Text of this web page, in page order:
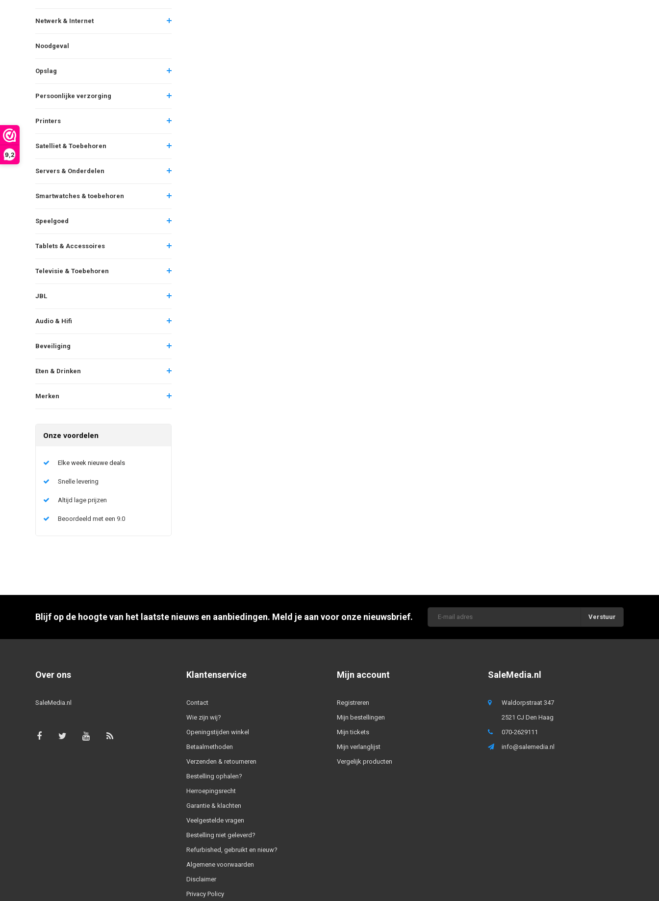
9,2
Netwerk & Internet
Noodgeval
Opslag
Persoonlijke verzorging
Printers
Satelliet & Toebehoren
Servers & Onderdelen
Smartwatches & toebehoren
Speelgoed
Tablets & Accessoires
Televisie & Toebehoren
JBL
Audio & Hifi
Beveiliging
Eten & Drinken
Merken
Onze voordelen
Elke week nieuwe deals
Snelle levering
Altijd lage prijzen
Beoordeeld met een 9.0
Blijf op de hoogte van het laatste nieuws en aanbiedingen. Meld je aan voor onze nieuwsbrief. Verstuur
Over ons
SaleMedia.nl
Klantenservice
Contact
Wie zijn wij?
Openingstijden winkel
Betaalmethoden
Verzenden & retourneren
Bestelling ophalen?
Herroepingsrecht
Garantie & klachten
Veelgestelde vragen
Bestelling niet geleverd?
Refurbished, gebruikt en nieuw?
Algemene voorwaarden
Disclaimer
Privacy Policy
Mijn account
Registreren
Mijn bestellingen
Mijn tickets
Mijn verlanglijst
Vergelijk producten
SaleMedia.nl
Waldorpstraat 347
2521 CJ Den Haag
070-2629111
info@salemedia.nl